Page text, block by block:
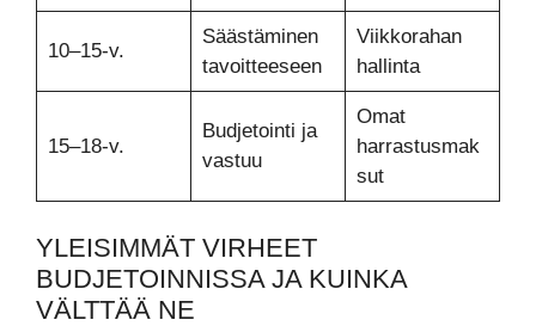
10–15-v.
Säästäminen
tavoitteeseen
Viikkorahan
hallinta
15–18-v.
Budjetointi ja
vastuu
Omat
harrastusmak
sut
YLEISIMMÄT VIRHEET
BUDJETOINNISSA JA KUINKA
VÄLTTÄÄ NE